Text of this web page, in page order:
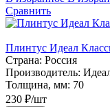
Сравнить
Плинтус Идеал
Страна: Россия
Производитель:
Толщина, мм: 70
230 ₽/шт